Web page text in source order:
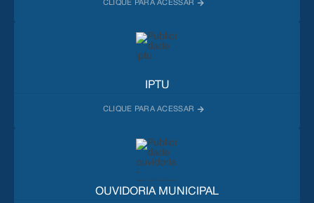
IPTU
OUVIDORIA MUNICIPAL